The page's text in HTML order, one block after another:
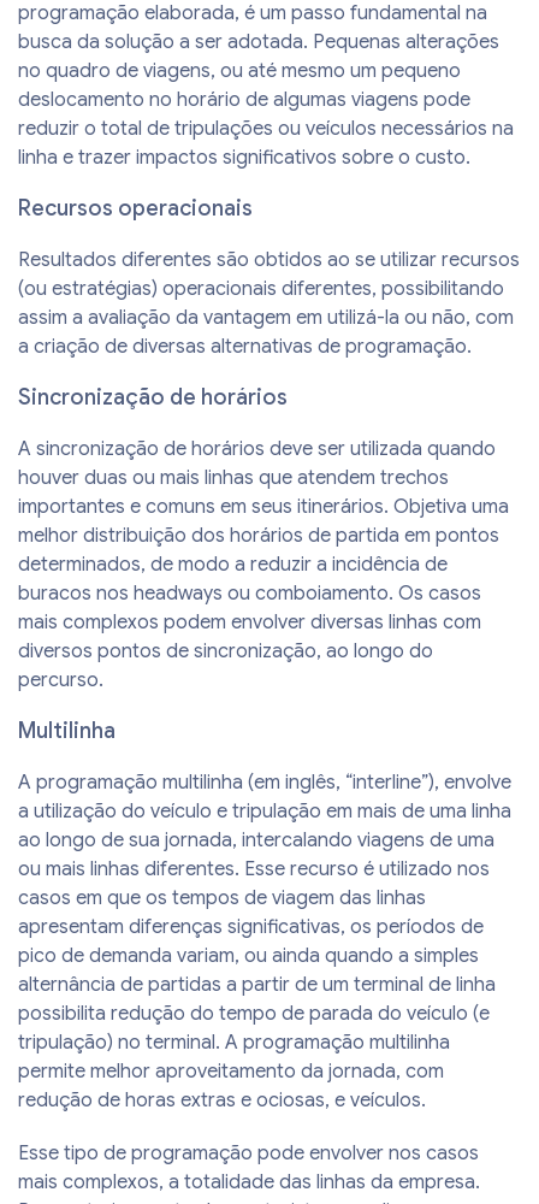
programação elaborada, é um passo fundamental na
busca da solução a ser adotada. Pequenas alterações
no quadro de viagens, ou até mesmo um pequeno
deslocamento no horário de algumas viagens pode
reduzir o total de tripulações ou veículos necessários na
linha e trazer impactos significativos sobre o custo.
Recursos operacionais
Resultados diferentes são obtidos ao se utilizar recursos
(ou estratégias) operacionais diferentes, possibilitando
assim a avaliação da vantagem em utilizá-la ou não, com
a criação de diversas alternativas de programação.
Sincronização de horários
A sincronização de horários deve ser utilizada quando
houver duas ou mais linhas que atendem trechos
importantes e comuns em seus itinerários. Objetiva uma
melhor distribuição dos horários de partida em pontos
determinados, de modo a reduzir a incidência de
buracos nos headways ou comboiamento. Os casos
mais complexos podem envolver diversas linhas com
diversos pontos de sincronização, ao longo do
percurso.
Multilinha
A programação multilinha (em inglês, “interline”), envolve
a utilização do veículo e tripulação em mais de uma linha
ao longo de sua jornada, intercalando viagens de uma
ou mais linhas diferentes. Esse recurso é utilizado nos
casos em que os tempos de viagem das linhas
apresentam diferenças significativas, os períodos de
pico de demanda variam, ou ainda quando a simples
alternância de partidas a partir de um terminal de linha
possibilita redução do tempo de parada do veículo (e
tripulação) no terminal. A programação multilinha
permite melhor aproveitamento da jornada, com
redução de horas extras e ociosas, e veículos.
Esse tipo de programação pode envolver nos casos
mais complexos, a totalidade das linhas da empresa.